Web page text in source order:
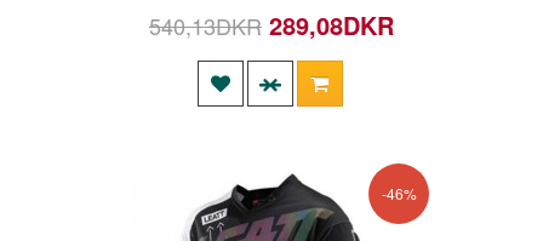
540,13DKR 289,08DKR
-46%